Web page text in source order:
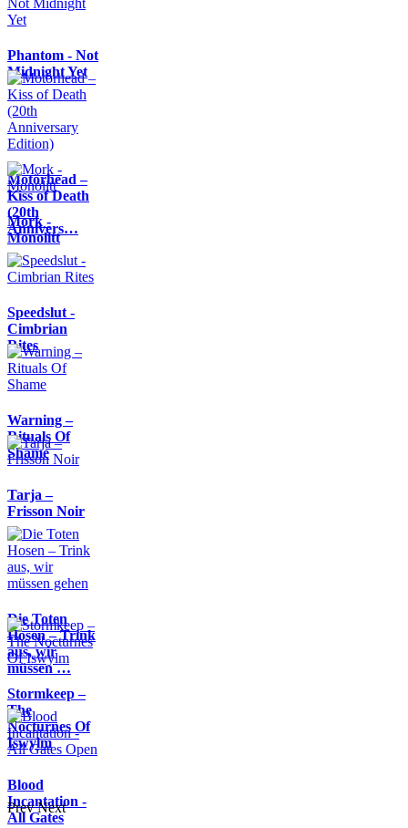
Phantom - Not
Midnight Yet
Motörhead –
Kiss of Death
(20th
Annivers…
Mork -
Monolitt
Speedslut -
Cimbrian
Rites
Warning –
Rituals Of
Shame
Tarja –
Frisson Noir
Die Toten
Hosen – Trink
aus, wir
müssen …
Stormkeep –
The
Nocturnes Of
Iswylm
Blood
Incantation -
All Gates
Prev Next